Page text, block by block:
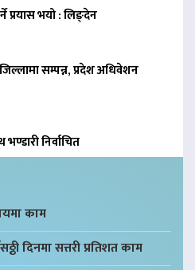
प्रयास भयो : लिङ्देन
सम्पन्न, प्रदेश अधिवेशन
निर्वाचित
काम
दिनमा सत्तरी प्रतिशत काम